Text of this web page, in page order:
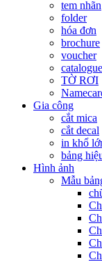
tem nhãn
folder
hóa đơn
brochure
voucher
catalogue
TỜ RƠI
Gia công
cắt mica
cắt decal
in khổ
bảng
Hình ảnh
Mẫu